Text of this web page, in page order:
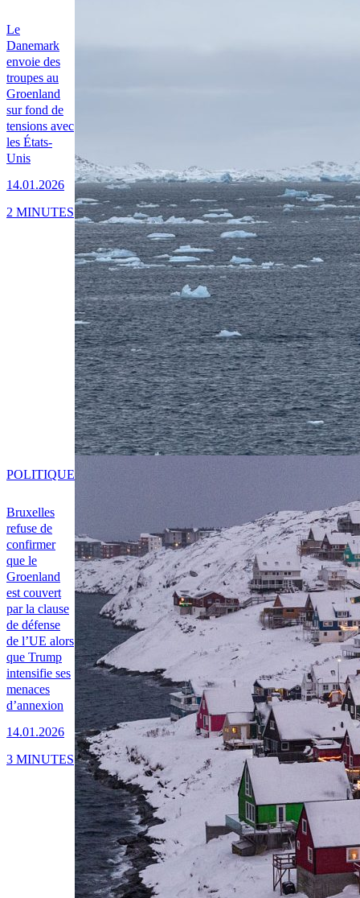
Le
Danemark
envoie des
troupes au
Groenland
sur fond de
tensions avec
les États-
Unis
14.01.2026
2 MINUTES
Bruxelles
refuse de
confirmer
que le
Groenland
est couvert
par la clause
de défense
de l’UE alors
que Trump
intensifie ses
menaces
d’annexion
14.01.2026
POLITIQUE
3 MINUTES